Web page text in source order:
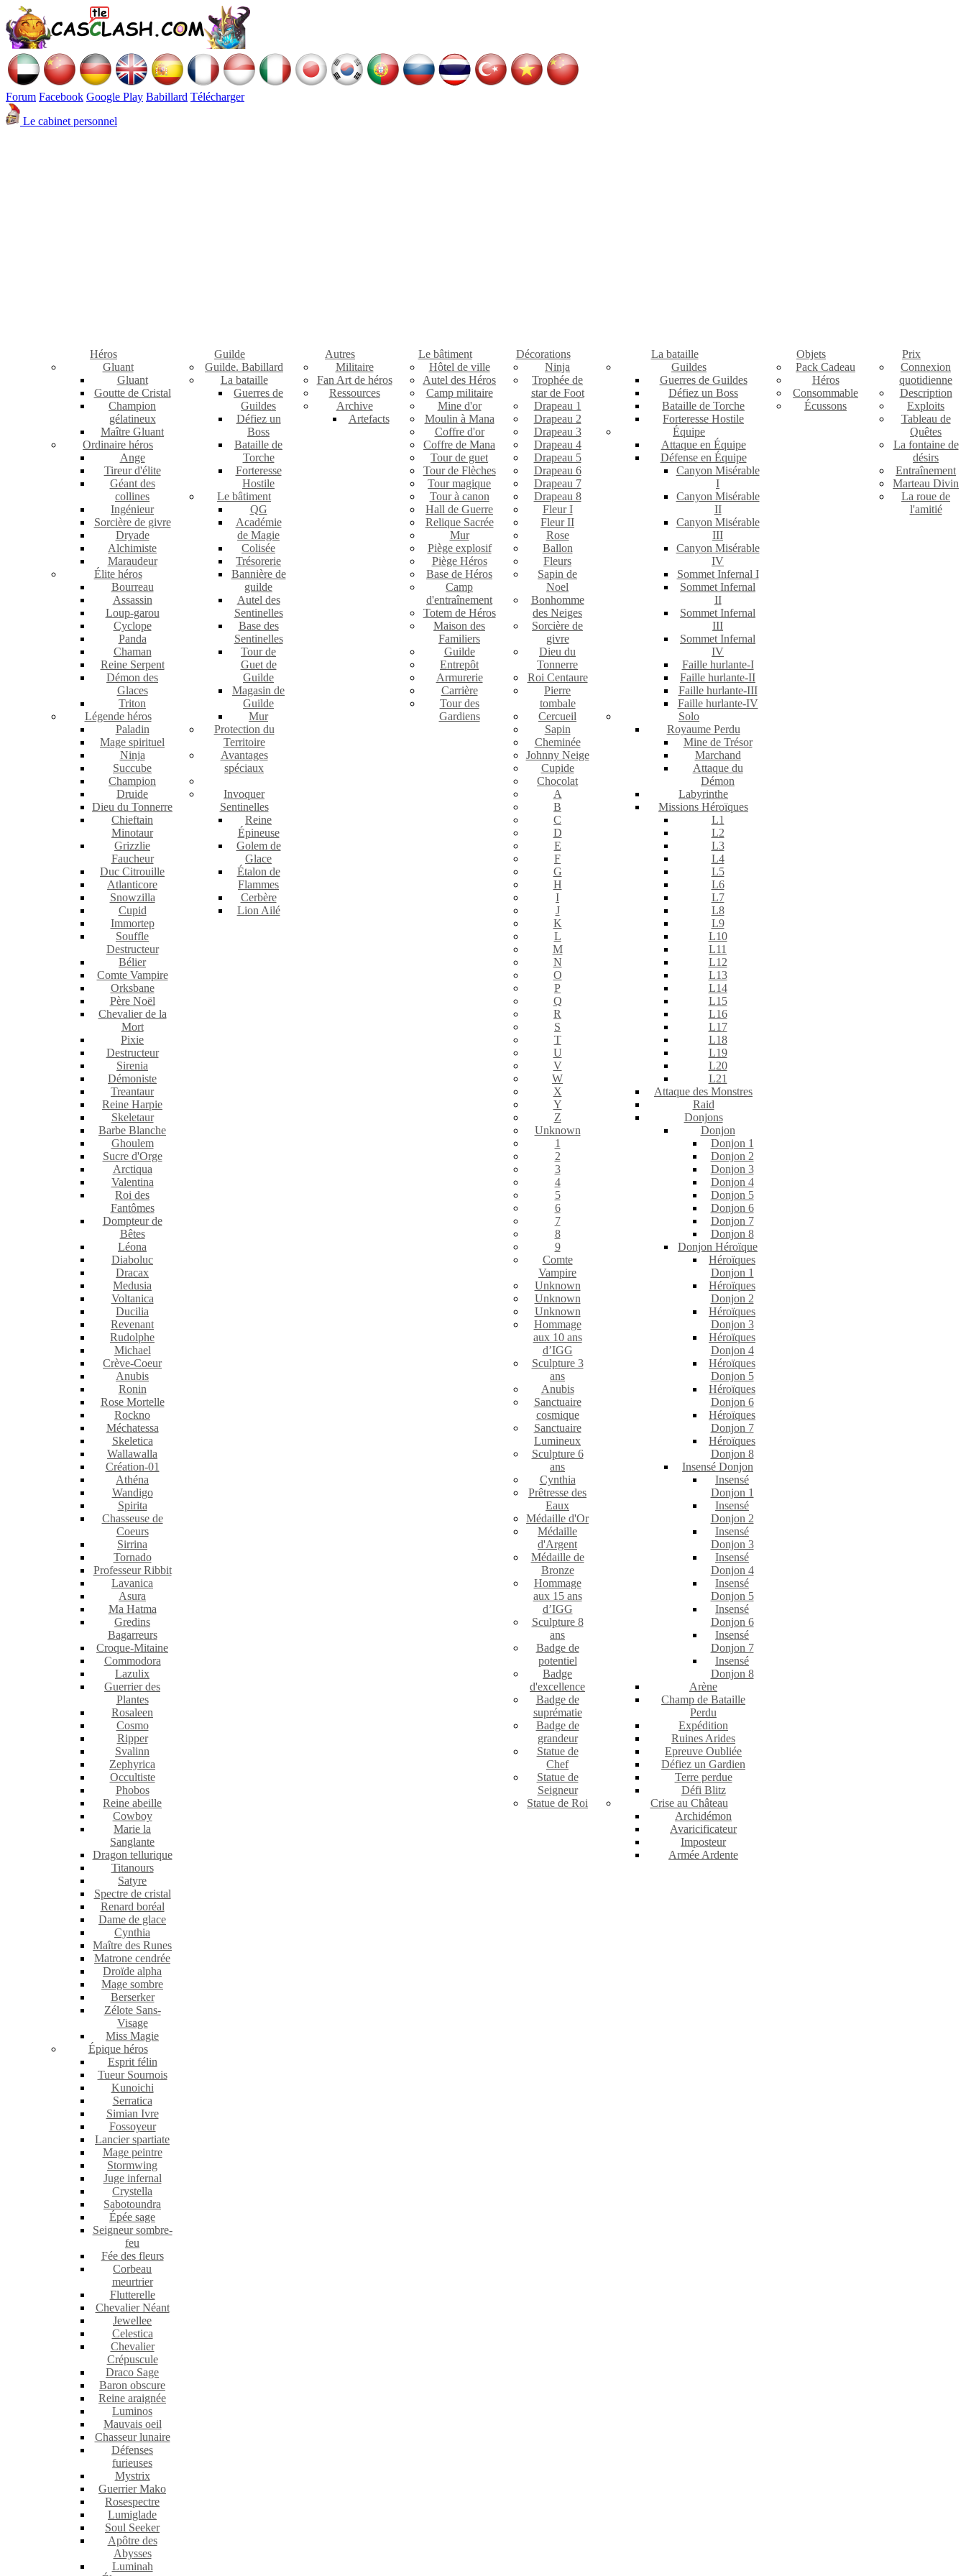
Forum Facebook Google Play Babillard Télécharger
Le cabinet personnel
Héros
Gluant
Gluant
Goutte de Cristal
Champion
gélatineux
Maître Gluant
Ordinaire héros
Ange
Tireur d'élite
Géant des
collines
Ingénieur
Sorcière de givre
Dryade
Alchimiste
Maraudeur
Élite héros
Bourreau
Assassin
Loup-garou
Cyclope
Panda
Chaman
Reine Serpent
Démon des
Glaces
Triton
Légende héros
Paladin
Mage spirituel
Ninja
Succube
Champion
Druide
Dieu du Tonnerre
Chieftain
Minotaur
Grizzlie
Faucheur
Duc Citrouille
Atlanticore
Snowzilla
Cupid
Immortep
Souffle
Destructeur
Bélier
Comte Vampire
Orksbane
Père Noël
Chevalier de la
Mort
Pixie
Destructeur
Sirenia
Démoniste
Treantaur
Reine Harpie
Skeletaur
Barbe Blanche
Ghoulem
Sucre d'Orge
Arctiqua
Valentina
Roi des
Fantômes
Dompteur de
Bêtes
Léona
Diaboluc
Dracax
Medusia
Voltanica
Ducilia
Revenant
Rudolphe
Michael
Crève-Coeur
Anubis
Ronin
Rose Mortelle
Rockno
Méchatessa
Skeletica
Wallawalla
Création-01
Athéna
Wandigo
Spirita
Chasseuse de
Coeurs
Sirrina
Tornado
Professeur Ribbit
Lavanica
Asura
Ma Hatma
Gredins
Bagarreurs
Croque-Mitaine
Commodora
Lazulix
Guerrier des
Plantes
Rosaleen
Cosmo
Ripper
Svalinn
Zephyrica
Occultiste
Phobos
Reine abeille
Cowboy
Marie la
Sanglante
Dragon tellurique
Titanours
Satyre
Spectre de cristal
Renard boréal
Dame de glace
Cynthia
Maître des Runes
Matrone cendrée
Droïde alpha
Mage sombre
Berserker
Zélote Sans-
Visage
Miss Magie
Épique héros
Esprit félin
Tueur Sournois
Kunoichi
Serratica
Simian Ivre
Fossoyeur
Lancier spartiate
Mage peintre
Stormwing
Juge infernal
Crystella
Sabotoundra
Épée sage
Seigneur sombre-
feu
Fée des fleurs
Corbeau
meurtrier
Flutterelle
Chevalier Néant
Jewellee
Celestica
Chevalier
Crépuscule
Draco Sage
Baron obscure
Reine araignée
Luminos
Mauvais oeil
Chasseur lunaire
Défenses
furieuses
Mystrix
Guerrier Mako
Rosespectre
Lumiglade
Soul Seeker
Apôtre des
Abysses
Luminah
Guilde
Guilde. Babillard
La bataille
Guerres de
Guildes
Défiez un
Boss
Bataille de
Torche
Forteresse
Hostile
Le bâtiment
QG
Académie
de Magie
Colisée
Trésorerie
Bannière de
guilde
Autel des
Sentinelles
Base des
Sentinelles
Tour de
Guet de
Guilde
Magasin de
Guilde
Mur
Protection du
Territoire
Avantages
spéciaux
Invoquer
Sentinelles
Reine
Épineuse
Golem de
Glace
Étalon de
Flammes
Cerbère
Lion Ailé
Autres
Militaire
Fan Art de héros
Ressources
Archive
Artefacts
Le bâtiment
Hôtel de ville
Autel des Héros
Camp militaire
Mine d'or
Moulin à Mana
Coffre d'or
Coffre de Mana
Tour de guet
Tour de Flèches
Tour magique
Tour à canon
Hall de Guerre
Relique Sacrée
Mur
Piège explosif
Piège Héros
Base de Héros
Camp
d'entraînement
Totem de Héros
Maison des
Familiers
Guilde
Entrepôt
Armurerie
Carrière
Tour des
Gardiens
Décorations
Ninja
Trophée de
star de Foot
Drapeau 1
Drapeau 2
Drapeau 3
Drapeau 4
Drapeau 5
Drapeau 6
Drapeau 7
Drapeau 8
Fleur I
Fleur II
Rose
Ballon
Fleurs
Sapin de
Noel
Bonhomme
des Neiges
Sorcière de
givre
Dieu du
Tonnerre
Roi Centaure
Pierre
tombale
Cercueil
Sapin
Cheminée
Johnny Neige
Cupide
Chocolat
A
B
C
D
E
F
G
H
I
J
K
L
M
N
O
P
Q
R
S
T
U
V
W
X
Y
Z
Unknown
1
2
3
4
5
6
7
8
9
Comte
Vampire
Unknown
Unknown
Unknown
Hommage
aux 10 ans
d’IGG
Sculpture 3
ans
Anubis
Sanctuaire
cosmique
Sanctuaire
Lumineux
Sculpture 6
ans
Cynthia
Prêtresse des
Eaux
Médaille d'Or
Médaille
d'Argent
Médaille de
Bronze
Hommage
aux 15 ans
d’IGG
Sculpture 8
ans
Badge de
potentiel
Badge
d'excellence
Badge de
suprématie
Badge de
grandeur
Statue de
Chef
Statue de
Seigneur
Statue de Roi
La bataille
Guildes
Guerres de Guildes
Défiez un Boss
Bataille de Torche
Forteresse Hostile
Équipe
Attaque en Équipe
Défense en Équipe
Canyon Misérable
I
Canyon Misérable
II
Canyon Misérable
III
Canyon Misérable
IV
Sommet Infernal I
Sommet Infernal
II
Sommet Infernal
III
Sommet Infernal
IV
Faille hurlante-I
Faille hurlante-II
Faille hurlante-III
Faille hurlante-IV
Solo
Royaume Perdu
Mine de Trésor
Marchand
Attaque du
Démon
Labyrinthe
Missions Héroïques
L1
L2
L3
L4
L5
L6
L7
L8
L9
L10
L11
L12
L13
L14
L15
L16
L17
L18
L19
L20
L21
Attaque des Monstres
Raid
Donjons
Donjon
Donjon 1
Donjon 2
Donjon 3
Donjon 4
Donjon 5
Donjon 6
Donjon 7
Donjon 8
Donjon Héroïque
Héroïques
Donjon 1
Héroïques
Donjon 2
Héroïques
Donjon 3
Héroïques
Donjon 4
Héroïques
Donjon 5
Héroïques
Donjon 6
Héroïques
Donjon 7
Héroïques
Donjon 8
Insensé Donjon
Insensé
Donjon 1
Insensé
Donjon 2
Insensé
Donjon 3
Insensé
Donjon 4
Insensé
Donjon 5
Insensé
Donjon 6
Insensé
Donjon 7
Insensé
Donjon 8
Arène
Champ de Bataille
Perdu
Expédition
Ruines Arides
Epreuve Oubliée
Défiez un Gardien
Terre perdue
Défi Blitz
Crise au Château
Archidémon
Avaricificateur
Imposteur
Armée Ardente
Objets
Pack Cadeau
Héros
Consommable
Écussons
Prix
Connexion
quotidienne
Description
Exploits
Tableau de
Quêtes
La fontaine de
désirs
Entraînement
Marteau Divin
La roue de
l'amitié